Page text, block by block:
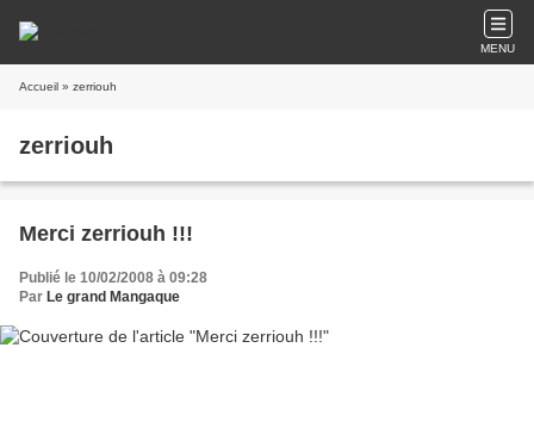
MENU
Accueil » zerriouh
zerriouh
Merci zerriouh !!!
Publié le 10/02/2008 à 09:28
Par Le grand Mangaque